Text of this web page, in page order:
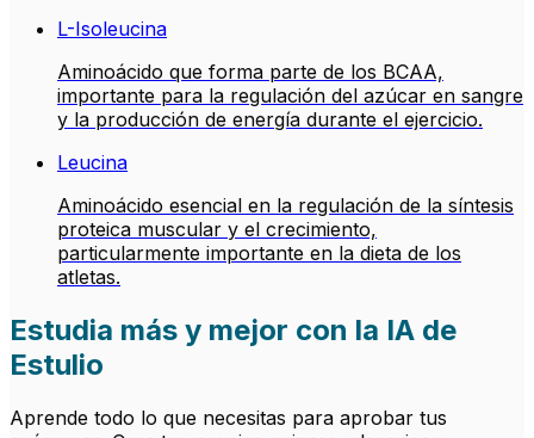
L-Isoleucina
Aminoácido que forma parte de los BCAA,
importante para la regulación del azúcar en sangre
y la producción de energía durante el ejercicio.
Leucina
Aminoácido esencial en la regulación de la síntesis
proteica muscular y el crecimiento,
particularmente importante en la dieta de los
atletas.
Estudia más y mejor con la IA de
Estulio
Aprende todo lo que necesitas para aprobar tus